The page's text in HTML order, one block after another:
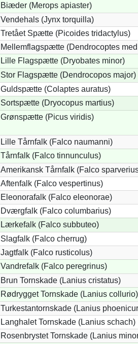
Biæder (Merops apiaster)
Vendehals (Jynx torquilla)
Tretået Spætte (Picoides tridactylus)
Mellemflagspætte (Dendrocoptes
Lille Flagspætte (Dryobates minor)
Stor Flagspætte (Dendrocopos major)
Guldspætte (Colaptes auratus)
Sortspætte (Dryocopus martius)
Grønspætte (Picus viridis)
Lille Tårnfalk (Falco naumanni)
Tårnfalk (Falco tinnunculus)
Amerikansk Tårnfalk (Falco
Aftenfalk (Falco vespertinus)
Eleonorafalk (Falco eleonorae)
Dværgfalk (Falco columbarius)
Lærkefalk (Falco subbuteo)
Slagfalk (Falco cherrug)
Jagtfalk (Falco rusticolus)
Vandrefalk (Falco peregrinus)
Brun Tornskade (Lanius cristatus)
Rødrygget Tornskade (Lanius collurio)
Turkestantornskade (Lanius
Langhalet Tornskade (Lanius schach)
Rosenbrystet Tornskade (Lanius